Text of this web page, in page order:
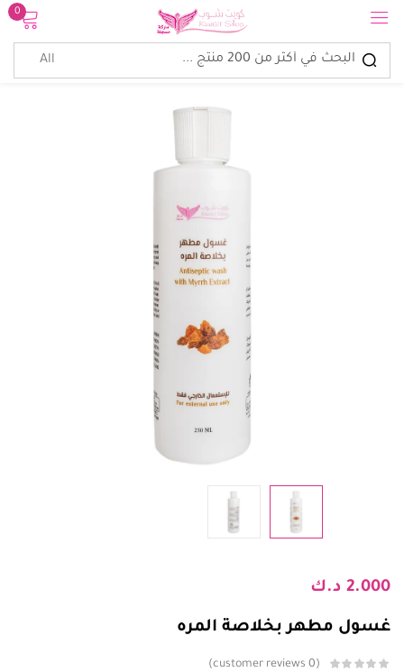
0
2.000 د.ك
غسول مطهر بخلاصة المره
0
تسجيل الدخول
الدخول
إنشاء حساب